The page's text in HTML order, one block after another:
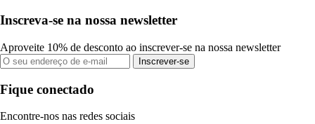
Inscreva-se na nossa newsletter
Aproveite 10% de desconto ao inscrever-se na nossa newsletter
Inscrever-se
Fique conectado
Encontre-nos nas redes sociais